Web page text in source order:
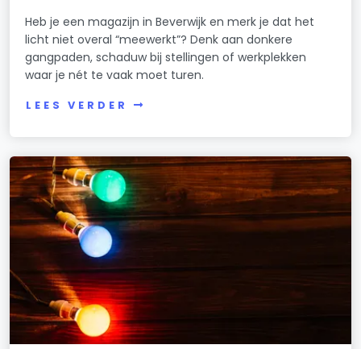
Heb je een magazijn in Beverwijk en merk je dat het
licht niet overal “meewerkt”? Denk aan donkere
gangpaden, schaduw bij stellingen of werkplekken
waar je nét te vaak moet turen.
LEES VERDER